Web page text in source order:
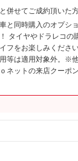
併せてご成約頂いた
と同時購入のオプシ
タイヤやドラレコの
フをお楽しみくださ
等は適用対象外。※
ネットの来店クーポ